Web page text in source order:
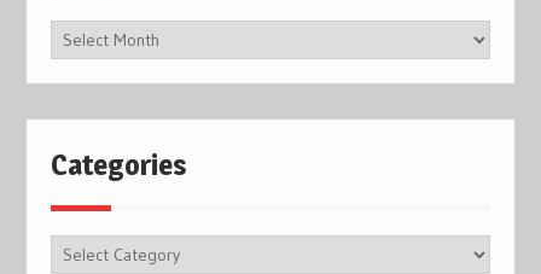
Archives
Categories
Categories